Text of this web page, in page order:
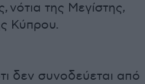
νότια της Μεγίστης,
Κύπρου.
δεν συνοδεύεται από